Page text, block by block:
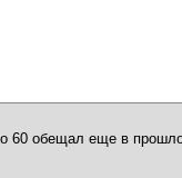
60 обещал еще в